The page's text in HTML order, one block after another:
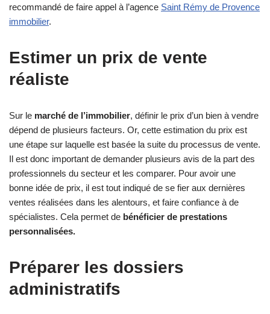
recommandé de faire appel à l’agence Saint Rémy de Provence
immobilier.
Estimer un prix de vente
réaliste
Sur le marché de l’immobilier, définir le prix d’un bien à vendre
dépend de plusieurs facteurs. Or, cette estimation du prix est
une étape sur laquelle est basée la suite du processus de vente.
Il est donc important de demander plusieurs avis de la part des
professionnels du secteur et les comparer. Pour avoir une
bonne idée de prix, il est tout indiqué de se fier aux dernières
ventes réalisées dans les alentours, et faire confiance à de
spécialistes. Cela permet de bénéficier de prestations
personnalisées.
Préparer les dossiers
administratifs